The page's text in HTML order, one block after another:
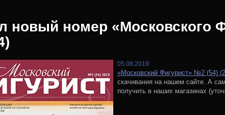
новый номер «Московского
05.08.2019
«Московский Фигурист» №2 (54)
скачивания на нашем сайте. А
получить в наших магазинах